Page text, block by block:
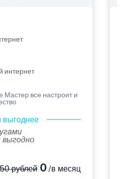
интернет
Мастер все настроит и
выгоднее
выгодно
рублей0 /в месяц